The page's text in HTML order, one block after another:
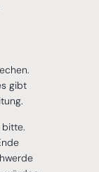
gibt
bitte.